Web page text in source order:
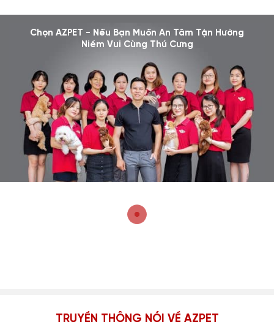
Chọn AZPET - Nếu Bạn Muốn An Tâm Tận Hưởng
Niềm Vui Cùng Thú Cưng
TRUYỀN THÔNG NÓI VỀ AZPET